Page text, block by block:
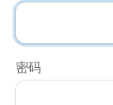
密码